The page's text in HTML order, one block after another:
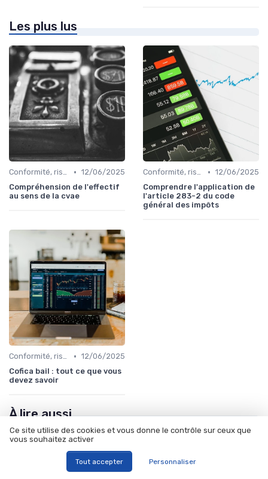
Les plus lus
Conformité, risques & réglementation • 12/06/2025
Compréhension de l'effectif
au sens de la cvae
Conformité, risques & réglementation • 12/06/2025
Comprendre l'application de
l'article 283-2 du code
général des impôts
Conformité, risques & réglementation • 12/06/2025
Cofica bail : tout ce que vous
devez savoir
À lire aussi
Ce site utilise des cookies et vous donne le contrôle sur ceux que
vous souhaitez activer
Tout accepter Personnaliser